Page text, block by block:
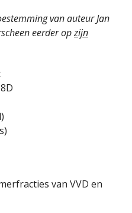
van auteur Jan
eerder opzijn
van VVD en